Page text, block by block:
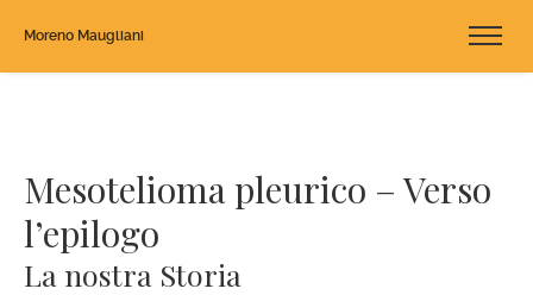
Moreno Maugliani
Mesotelioma pleurico – Verso
l’epilogo
La nostra Storia